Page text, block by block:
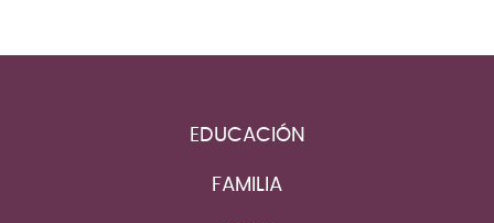
EDUCACIÓN
FAMILIA